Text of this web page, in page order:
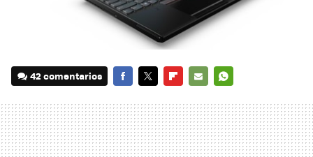
42 comentarios
MAIL